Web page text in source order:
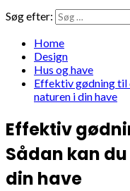
Søg efter:
Home
Design
Hus og have
Effektiv gødning til
naturen i din have
Effektiv
Sådan kan
din have